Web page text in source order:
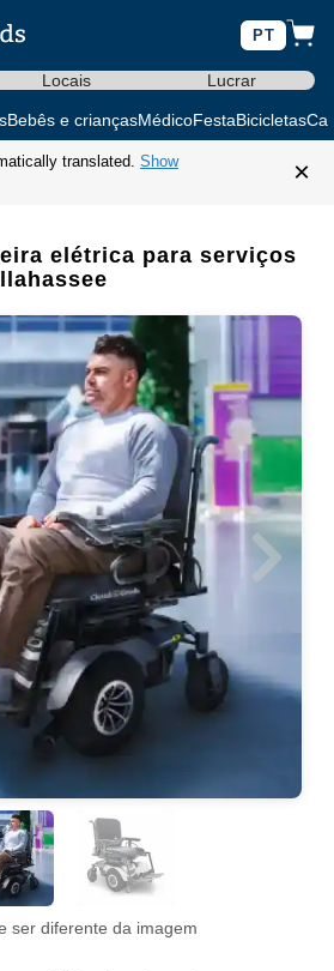
PT
Locais Lucrar
Bebês e criançasMédicoFestaBicicletas
translated. Show
×
elétrica para serviços
ser diferente da imagem